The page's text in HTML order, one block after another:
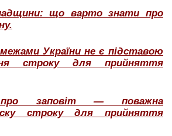
що варто знати про
України не є підставою
строку для прийняття
заповіт — поважна
строку для прийняття